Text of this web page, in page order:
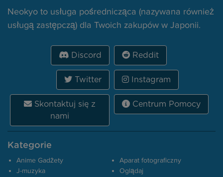
Neokyo to usługa pośrednicząca (nazywana również
usługą zastępczą) dla Twoich zakupów w Japonii.
Discord Reddit
Twitter Instagram
Skontaktuj się z
nami
Centrum Pomocy
Kategorie
Anime Gadżety
J-muzyka
Aparat fotograficzny
Oglądaj